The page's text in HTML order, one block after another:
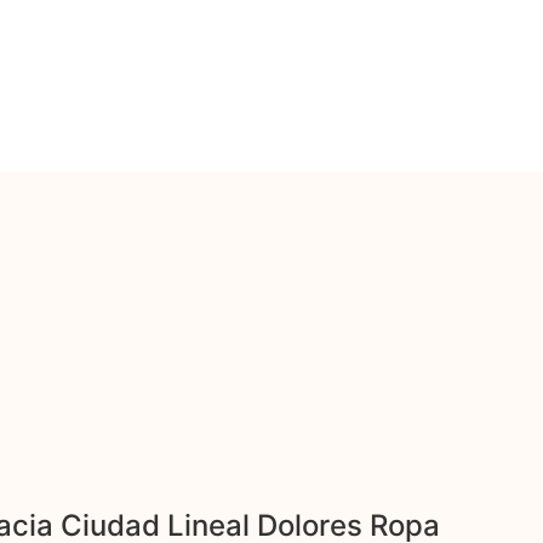
Ciudad Lineal Dolores Ropa